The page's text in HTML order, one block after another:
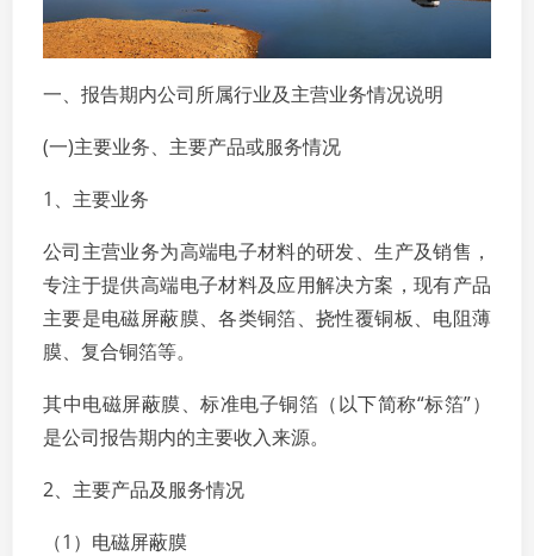
一、报告期内公司所属行业及主营业务情况说明
(一)主要业务、主要产品或服务情况
1、主要业务
公司主营业务为高端电子材料的研发、生产及销售，
专注于提供高端电子材料及应用解决方案，现有产品
主要是电磁屏蔽膜、各类铜箔、挠性覆铜板、电阻薄
膜、复合铜箔等。
其中电磁屏蔽膜、标准电子铜箔（以下简称“标箔”）
是公司报告期内的主要收入来源。
2、主要产品及服务情况
（1）电磁屏蔽膜